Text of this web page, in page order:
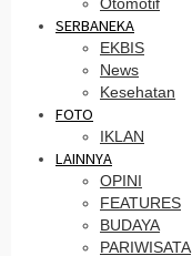
Otomotif
SERBANEKA
EKBIS
News
Kesehatan
FOTO
IKLAN
LAINNYA
OPINI
FEATURES
BUDAYA
PARIWISATA